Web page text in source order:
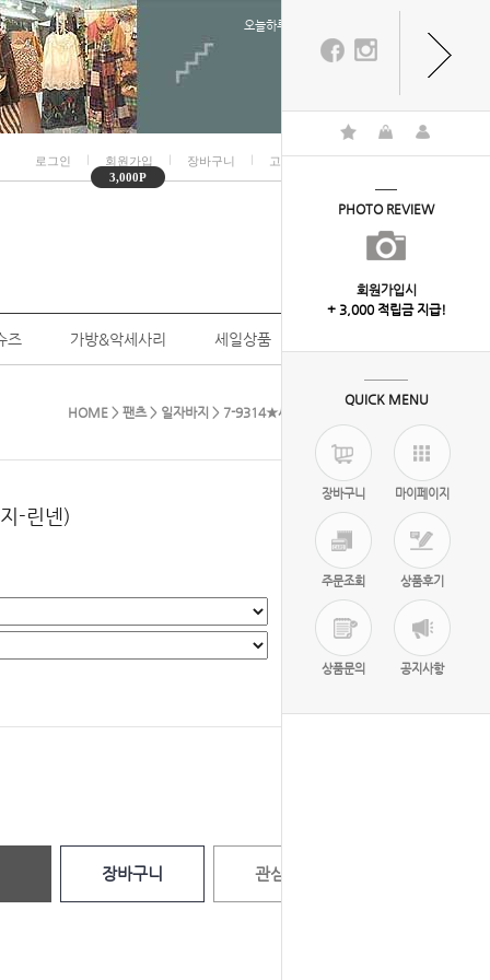
오늘하루 열지않음
로그인
회원가입
3,000P
장바구니 고객센터 ㅣ
즈 가방&악세사리 세일상품
HOME > 팬츠> 일자바지 > 7-9314★세일★(기획반바지-린넨)
-린넨)
선택완료
장바구니 관심상품
PHOTO REVIEW
회원가입시
+ 3,000 적립금 지급!
QUICK MENU
장바구니 마이페이지
주문조회 상품후기
상품문의 공지사항